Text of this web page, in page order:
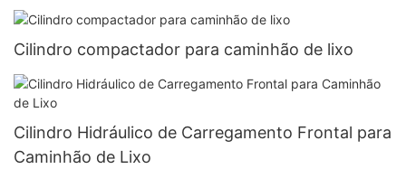
Cilindro compactador para caminhão de lixo
Cilindro Hidráulico de Carregamento Frontal para
Caminhão de Lixo